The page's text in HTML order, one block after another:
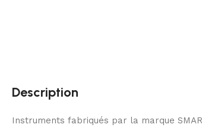
Description
Instruments fabriqués par la marque